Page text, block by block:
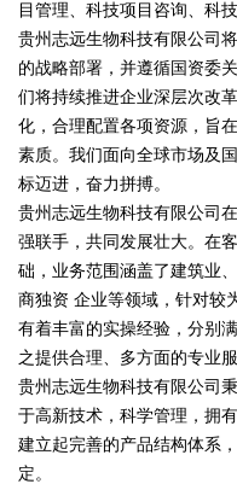
目管理、科技项目咨询、科
贵州志远生物科技有限公司
的战略部署，并遵循国资委
们将持续推进企业深层次改
化，合理配置各项资源，旨
素质。我们面向全球市场及
标迈进，奋力拼搏。
贵州志远生物科技有限公司
强联手，共同发展壮大。在
础，业务范围涵盖了建筑业
商独资 企业等领域，针对较
有着丰富的实操经验，分别
之提供合理、多方面的专业服
贵州志远生物科技有限公司
于高新技术，科学管理，拥
建立起完善的产品结构体系
定。